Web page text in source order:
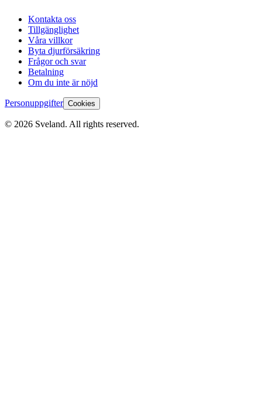
Kontakta oss
Tillgänglighet
Våra villkor
Byta djurförsäkring
Frågor och svar
Betalning
Om du inte är nöjd
Personuppgifter Cookies
© 2026 Sveland. All rights reserved.